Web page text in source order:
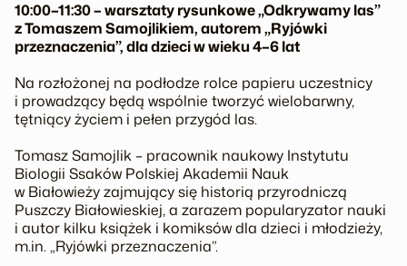
10:00–11:30 – warsztaty rysunkowe „Odkrywamy las”
z Tomaszem Samojlikiem, autorem „Ryjówki
przeznaczenia”, dla dzieci w wieku 4–6 lat
Na rozłożonej na podłodze rolce papieru uczestnicy
i prowadzący będą wspólnie tworzyć wielobarwny,
tętniący życiem i pełen przygód las.
Tomasz Samojlik – pracownik naukowy Instytutu
Biologii Ssaków Polskiej Akademii Nauk
w Białowieży zajmujący się historią przyrodniczą
Puszczy Białowieskiej, a zarazem popularyzator nauki
i autor kilku książek i komiksów dla dzieci i młodzieży,
m.in. „Ryjówki przeznaczenia”.